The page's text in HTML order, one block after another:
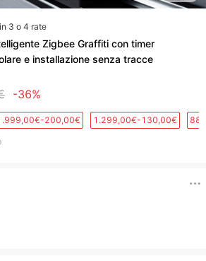
3 o 4 rate
Zigbee Graffiti con timer
e installazione senza tracce
-36%
200,00€ 1.299,00€-130,00€